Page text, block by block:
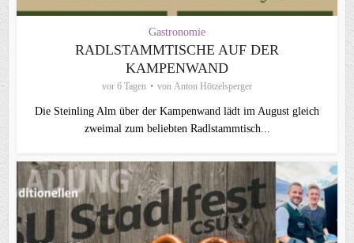
Gastronomie
RADLSTAMMTISCHE AUF DER
KAMPENWAND
vor 6 Tagen von Anton Hötzelsperger
Die Steinling Alm über der Kampenwand lädt im August gleich
zweimal zum beliebten Radlstammtisch...